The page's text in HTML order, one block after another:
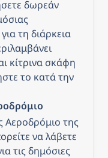
δωρεάν
τη διάρκεια
κίτρινα σκάφη
το κατά την
Αεροδρόμιο της
να λάβετε
τις δημόσιες